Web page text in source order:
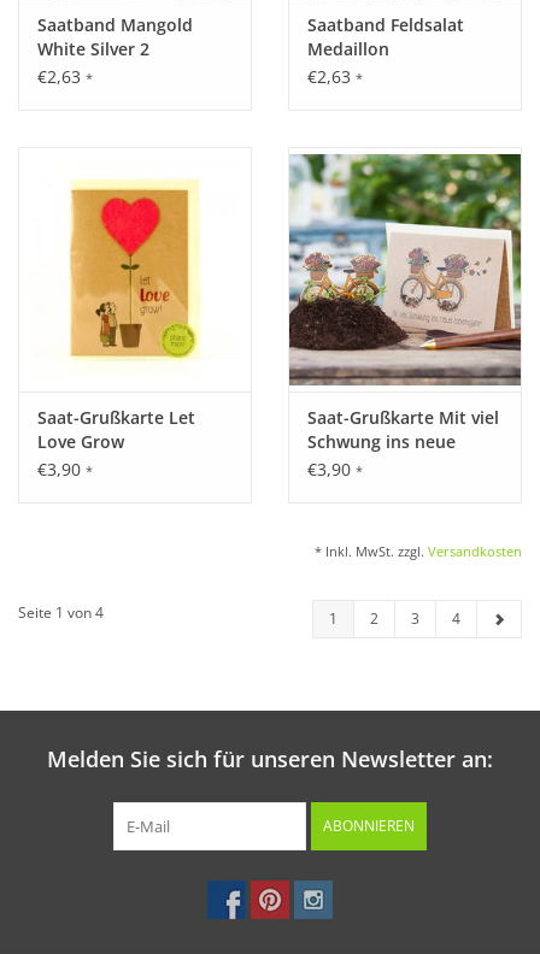
Saatband Mangold
White Silver 2
€2,63 *
Saatband Feldsalat
Medaillon
€2,63 *
Saat-Grußkarte Let
Love Grow
€3,90 *
Saat-Grußkarte Mit viel
Schwung ins neue
Lebensjahr
€3,90 *
* Inkl. MwSt. zzgl. Versandkosten
Seite 1 von 4 1 2 3 4
Melden Sie sich für unseren Newsletter an:
ABONNIEREN